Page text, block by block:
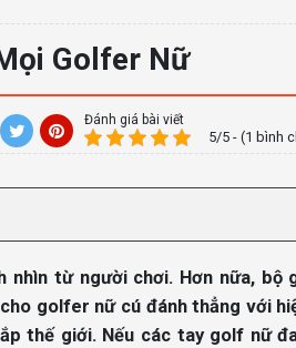
Golfer Nữ
Đánh giá bài viết
5/5 - (1 bình
từ người chơi. Hơn nữa, bộ
golfer nữ cú đánh thẳng với
thế giới. Nếu các tay golf nữ